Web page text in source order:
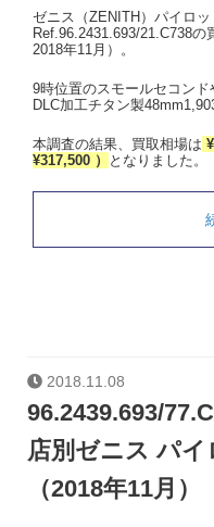
ゼニス（ZENITH）パイロ
Ref.96.2431.693/21.C738の
2018年11月）。
9時位置のスモールセコンド
DLC加工チタン製
本調査の結果、買取相場は
¥317,500 ）
となりました。
2018.11.08
96.2439.693/
店別ゼニス パ
（2018年11月）